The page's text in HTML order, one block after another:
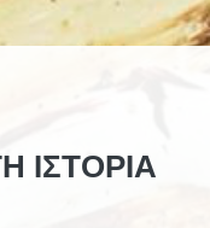
ΙΣΤΟΡΊΑ